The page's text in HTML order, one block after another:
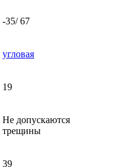
-35/ 67
угловая
19
Не допускаются
трещины
39